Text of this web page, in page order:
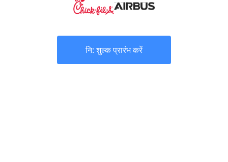
नि: शुल्क प्रारंभ करें